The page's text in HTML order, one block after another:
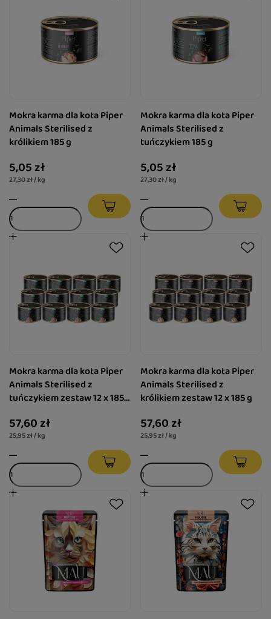
Mokra karma dla kota Piper
Animals Sterilised z
królikiem 185 g
5,05 zł
27,30 zł / kg
Mokra karma dla kota Piper
Animals Sterilised z
tuńczykiem 185 g
5,05 zł
27,30 zł / kg
Mokra karma dla kota Piper
Animals Sterilised z
tuńczykiem zestaw 12 x 185
57,60 zł
25,95 zł / kg
Mokra karma dla kota Piper
Animals Sterilised z
królikiem zestaw 12 x 185 g
57,60 zł
25,95 zł / kg